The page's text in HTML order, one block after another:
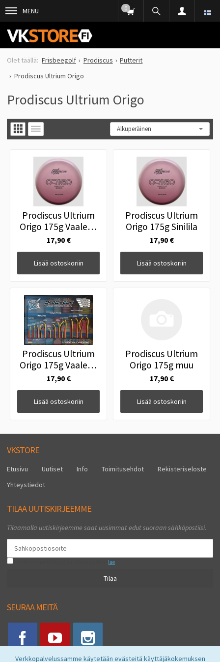
Verkkopalvelussamme käytetään evästeitä käyttäjäkokemuksen
MENU 0
Frisbeegolf Prodiscus
Putterit
Prodiscus Ultrium Origo
Prodiscus Ultrium Origo
Prodiscus Ultrium
Origo 175g Vaalean
Vihreä
17,90 €
Lisää ostoskoriin
Prodiscus Ultrium
Origo 175g Sinilila
17,90 €
Lisää ostoskoriin
Prodiscus Ultrium
Origo 175g Vaalean
Punainen
17,90 €
Lisää ostoskoriin
Prodiscus Ultrium
Origo 175g muu
17,90 €
Lisää ostoskoriin
VKSTORE
Etusivu Uutiset Info Toimitusehdot
Rekisteriseloste
Yhteystiedot
TILAA UUTISKIRJEEMME
Tilaamalla uutiskirjeemme saat uusimmat edut suoraan sähköpostiisi.
lue
Tilaa
SEURAA MEITÄ